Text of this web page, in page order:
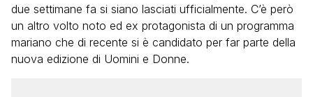
due settimane fa si siano lasciati ufficialmente. C’è però
un altro volto noto ed ex protagonista di un programma
mariano che di recente si è candidato per far parte della
nuova edizione di Uomini e Donne.